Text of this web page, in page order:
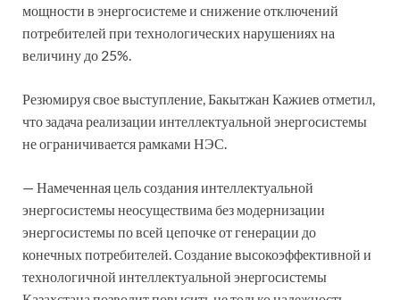
мощности в энергосистеме и снижение отключений
потребителей при технологических нарушениях на
величину до 25%.
Резюмируя свое выступление, Бакытжан Кажиев отметил,
что задача реализации интеллектуальной энергосистемы
не ограничивается рамками НЭС.
— Намеченная цель создания интеллектуальной
энергосистемы неосуществима без модернизации
энергосистемы по всей цепочке от генерации до
конечных потребителей. Создание высокоэффективной и
технологичной интеллектуальной энергосистемы